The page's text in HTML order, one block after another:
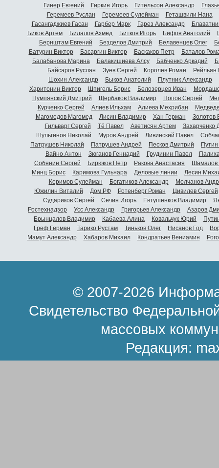
Гинер Евгений
Гиркин Игорь Гительсон Александр
Геремеев Руслан
Геремеев Сулейман
Геташвили Нана
Гасангаджиев Гасан
Гарбер Марк Гарез Александр
Биков Артем
Билалов Ахмед Битков Игорь Бифов Анатолий
Бернштам Евгений
Безделов Дмитрий Белавенцев Олег
Батурин Виктор
Басаргин Виктор Баскаков Петр
Баталов
Балабанова Марина
Балакишиева Алсу Бабченко Аркадий
Байсаров Руслан
Зуев Сергей Королев Роман
Шохин Александр
Быков Анатолий Плутник Александр
Харитонин Виктор
Шпигель Борис Белозерцев Иван
Пумпянский Дмитрий
Щербаков Владимир Попов Сергей
Курченко Сергей
Алиев Ильхам Алиева Мехрибан
Магомедов Магомед
Лисин Владимир Хан Герман
Золотов
Гильварг Сергей
Тё Павел Аветисян Артем
Захарченко
Шульгинов Николай
Муров Андрей Ливинский Павел
Патрушев Николай
Патрушев Андрей Песков Дмитрий
Вайно Антон
Зюганов Геннадий Грудинин Павел
Собянин Сергей
Бирюков Петр Ракова Анастасия
Шамалов
Минц Борис
Каримова Гульнара Деловые линии
Лесин
Керимов Сулейман
Богатиков Александр
Молчанов
Южилин Виталий
Дом.РФ Ротенберг Роман
Цивилев Сергей
Судариков Сергей
Сечин Игорь Евтушенков Владимир
Ростехнадзор
Усс Александр Григорьев Александр
Азаров
Брынцалов Владимир
Кабаева Алина Ковальчук Юрий
Греф Герман
Тарико Рустам Тиньков Олег Нисанов Год
Мамут Александр
Хабаров Михаил Кондратьев Вениамин
© 2007-2026
Свидетельство
массовых
Редакция: